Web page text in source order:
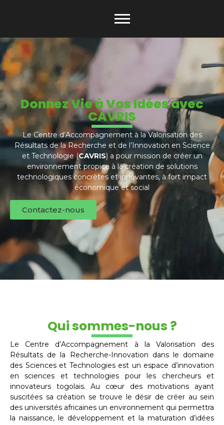
Donnez Vie à Vos Idées avec
CAVRIS
Le Centre d’Accompagnement à la Valorisation des
Résultats de la Recherche et de l’Innovation en Science
et Technologie (CAVRIS) a pour mission de créer un
environnement propice à la création de solutions
technologiques concrètes et innovantes, à fort impact
économique et social
Contactez-nous
Qui sommes-nous ?
Le Centre d’Accompagnement à la Valorisation des
Résultats de la Recherche-Innovation dans le domaine
des Sciences et Technologies est un espace d’innovation
en sciences et technologies pour les chercheurs et
innovateurs togolais. Au cœur des motivations ayant
suscitées sa création se trouve le désir de créer au sein
des universités africaines un environnement qui permettra
la naissance, le développement et la maturation d’idées